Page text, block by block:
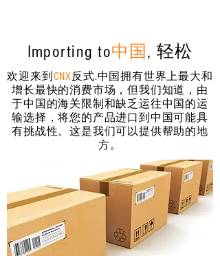
Importing to中国 , 轻松
欢迎来到 CNX反式.中国拥有世界上最大和
增长最快的消费市场，但我们知道，由
于中国的海关限制和缺乏运往中国的运
输选择，将您的产品进口到中国可能具
有挑战性。这是我们可以提供帮助的地
方。